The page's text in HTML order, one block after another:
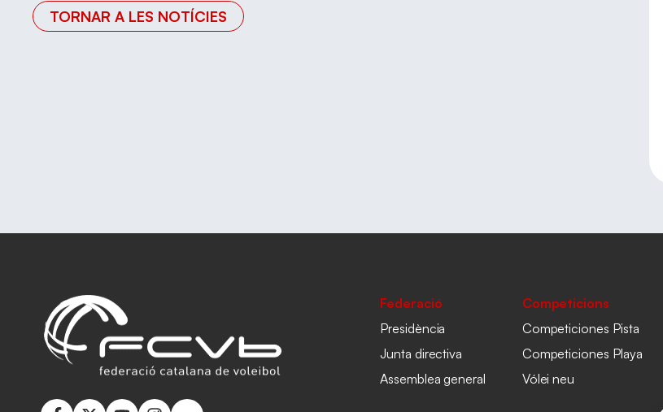
TORNAR A LES NOTÍCIES
Federació
Presidència
Junta directiva
Assemblea general
Competicions
Competiciones Pista
Competiciones Playa
Vólei neu